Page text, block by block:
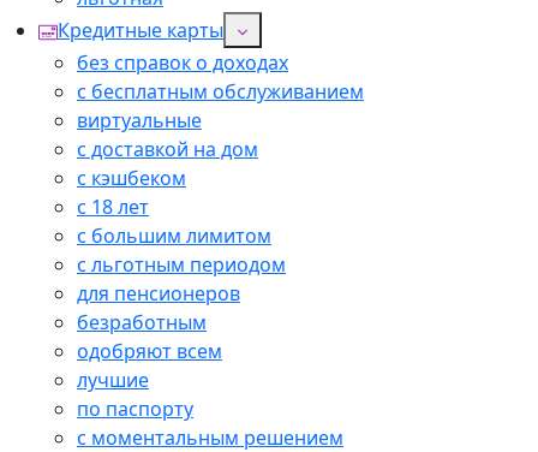
Кредитные карты
без справок о доходах
с бесплатным обслуживанием
виртуальные
с доставкой на дом
с кэшбеком
с 18 лет
с большим лимитом
с льготным периодом
для пенсионеров
безработным
одобряют всем
лучшие
по паспорту
с моментальным решением